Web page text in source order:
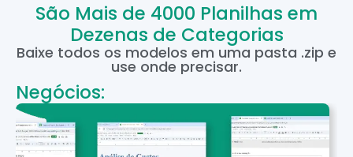
São Mais de 4000 Planilhas em
Dezenas de Categorias
Baixe todos os modelos em uma pasta .zip e
use onde precisar.
Negócios: